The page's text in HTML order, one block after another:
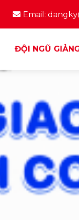
Email:
ĐỘI NGŨ